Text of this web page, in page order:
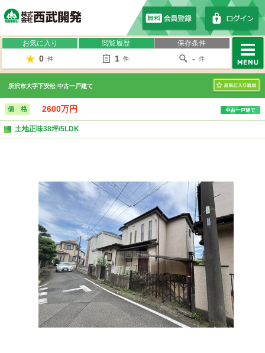
お気に入り
0 件
閲覧履歴
1 件
保存条件
- 件
MENU
所沢市大字下安松 中古一戸建て
お気に入り
価 格 2600万円
土地正味38坪/5LDK